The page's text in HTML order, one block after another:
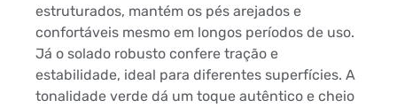
estruturados, mantém os pés arejados e
confortáveis mesmo em longos períodos de uso.
Já o solado robusto confere tração e
estabilidade, ideal para diferentes superfícies. A
tonalidade verde dá um toque autêntico e cheio